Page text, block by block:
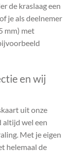
de kraslaag een
je als deelnemer
mm) met
en wij
uit onze
altijd wel een
Met je eigen
helemaal de